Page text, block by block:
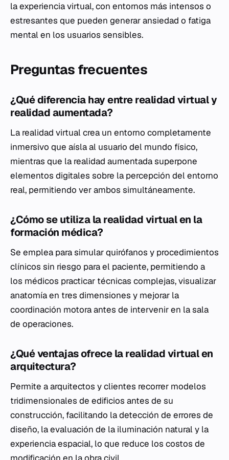
la experiencia virtual, con entornos más intensos o
estresantes que pueden generar ansiedad o fatiga
mental en los usuarios sensibles.
Preguntas frecuentes
¿Qué diferencia hay entre realidad virtual y
realidad aumentada?
La realidad virtual crea un entorno completamente
inmersivo que aísla al usuario del mundo físico,
mientras que la realidad aumentada superpone
elementos digitales sobre la percepción del entorno
real, permitiendo ver ambos simultáneamente.
¿Cómo se utiliza la realidad virtual en la
formación médica?
Se emplea para simular quirófanos y procedimientos
clínicos sin riesgo para el paciente, permitiendo a
los médicos practicar técnicas complejas, visualizar
anatomía en tres dimensiones y mejorar la
coordinación motora antes de intervenir en la sala
de operaciones.
¿Qué ventajas ofrece la realidad virtual en
arquitectura?
Permite a arquitectos y clientes recorrer modelos
tridimensionales de edificios antes de su
construcción, facilitando la detección de errores de
diseño, la evaluación de la iluminación natural y la
experiencia espacial, lo que reduce los costos de